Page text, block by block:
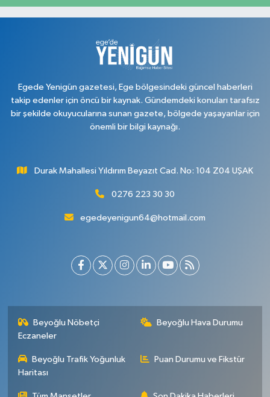
Egede Yenigün gazetesi, Ege bölgesindeki güncel haberleri
takip edenler için öncü bir kaynak. Gündemdeki konuları tarafsız
bir şekilde okuyucularına sunan gazete, bölgede yaşayanlar için
önemli bir bilgi kaynağı.
Durak Mahallesi Yıldırım Beyazıt Cad. No: 104 Z04 UŞAK
0276 223 30 30
egedeyenigun64@hotmail.com
Beyoğlu Nöbetçi
Eczaneler
Beyoğlu Hava Durumu
Beyoğlu Trafik Yoğunluk
Haritası
Puan Durumu ve Fikstür